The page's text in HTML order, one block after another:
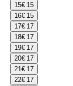
15€ 15
16€ 15
17€ 17
18€ 17
19€ 17
20€ 17
21€ 17
22€ 17